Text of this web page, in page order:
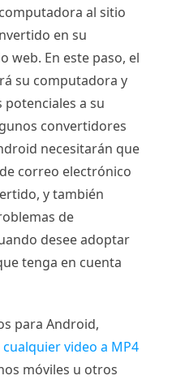
al sitio
en su
web. En este paso, el
su computadora y
a su
convertidores
necesitarán que
correo electrónico
y también
de
desee adoptar
tenga en cuenta
para Android,
video a MP4
móviles u otros